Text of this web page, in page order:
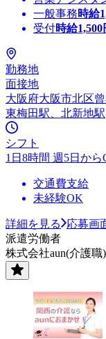
一般事務時給
受付時給1,500
勤務地
面接地
大阪府大阪市北区
東梅田駅、北新地駅
シフト
1日8時間 週5日から
交通費支給
未経験OK
詳細を見る
応募画
派遣労働者
株式会社aun(介護職